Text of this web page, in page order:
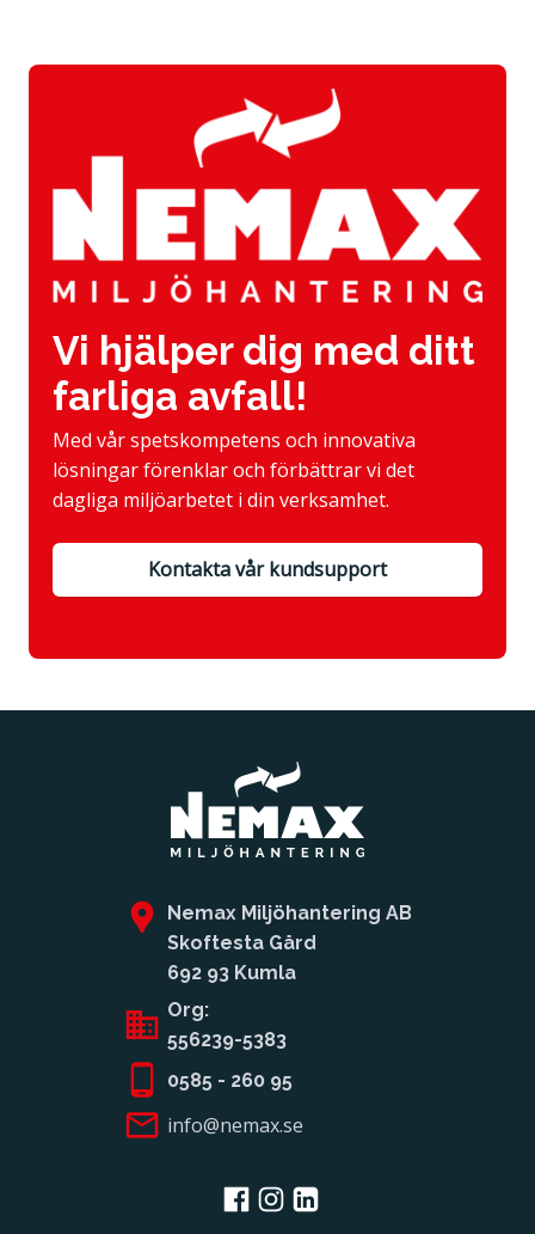
Vi hjälper dig med ditt
farliga avfall!
Med vår spetskompetens och innovativa
lösningar förenklar och förbättrar vi det
dagliga miljöarbetet i din verksamhet.
Kontakta vår kundsupport
Nemax Miljöhantering AB
Skoftesta Gård
692 93 Kumla
Org:
556239-5383
0585 - 260 95
info@nemax.se